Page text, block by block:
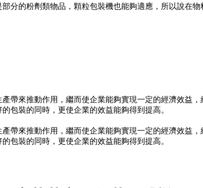
的粉劑類物品，顆粒包裝機也能夠適應，所以說在物
來推動作用，繼而使企業能夠實現一定的經濟效益
包裝的同時，更使企業的效益能夠得到提高。
來推動作用，繼而使企業能夠實現一定的經濟效益
包裝的同時，更使企業的效益能夠得到提高。